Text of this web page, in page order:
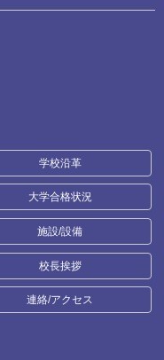
学校沿革
大学合格状況
施設/設備
校長挨拶
連絡/アクセス